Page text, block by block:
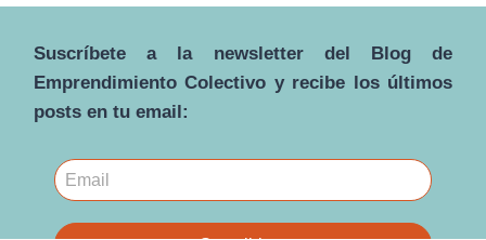
DE
ORGANIZACIONES
Suscríbete a la newsletter del Blog de
Emprendimiento Colectivo y recibe los últimos
posts en tu email: